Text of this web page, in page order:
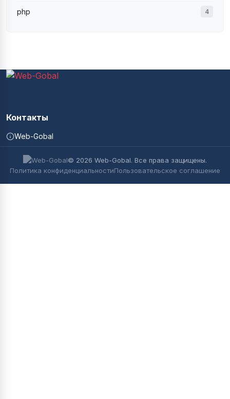
php 4
Контакты
Web-Gobal
© 2026 Web-Gobal. Все права защищены.
Политика конфиденциальностиПользовательское соглашение